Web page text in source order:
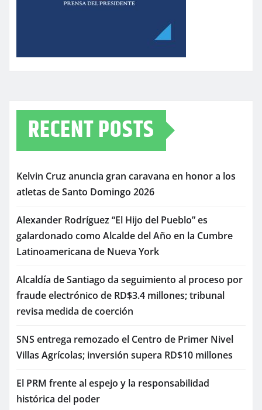
RECENT POSTS
Kelvin Cruz anuncia gran caravana en honor a los
atletas de Santo Domingo 2026
Alexander Rodríguez “El Hijo del Pueblo” es
galardonado como Alcalde del Año en la Cumbre
Latinoamericana de Nueva York
Alcaldía de Santiago da seguimiento al proceso por
fraude electrónico de RD$3.4 millones; tribunal
revisa medida de coerción
SNS entrega remozado el Centro de Primer Nivel
Villas Agrícolas; inversión supera RD$10 millones
El PRM frente al espejo y la responsabilidad
histórica del poder